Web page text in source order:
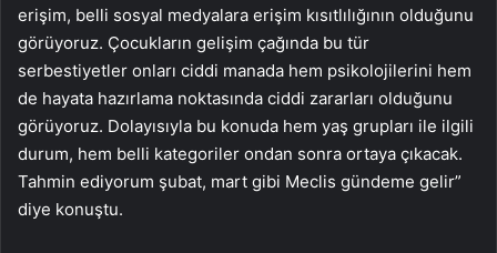
erişim, belli sosyal medyalara erişim kısıtlılığının olduğunu
görüyoruz. Çocukların gelişim çağında bu tür
serbestiyetler onları ciddi manada hem psikolojilerini hem
de hayata hazırlama noktasında ciddi zararları olduğunu
görüyoruz. Dolayısıyla bu konuda hem yaş grupları ile ilgili
durum, hem belli kategoriler ondan sonra ortaya çıkacak.
Tahmin ediyorum şubat, mart gibi Meclis gündeme gelir”
diye konuştu.